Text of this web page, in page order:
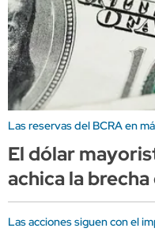
Las reservas del BCRA en
El dólar
achica la
Las acciones siguen con el